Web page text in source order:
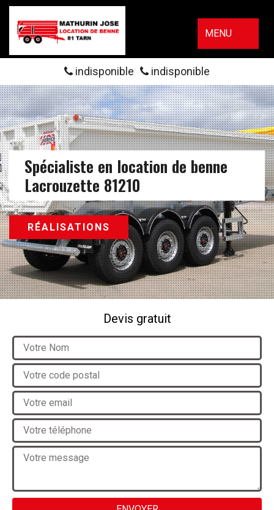
MENU
indisponible indisponible
Spécialiste en location de benne
Lacrouzette 81210
RÉALISATIONS
Devis gratuit